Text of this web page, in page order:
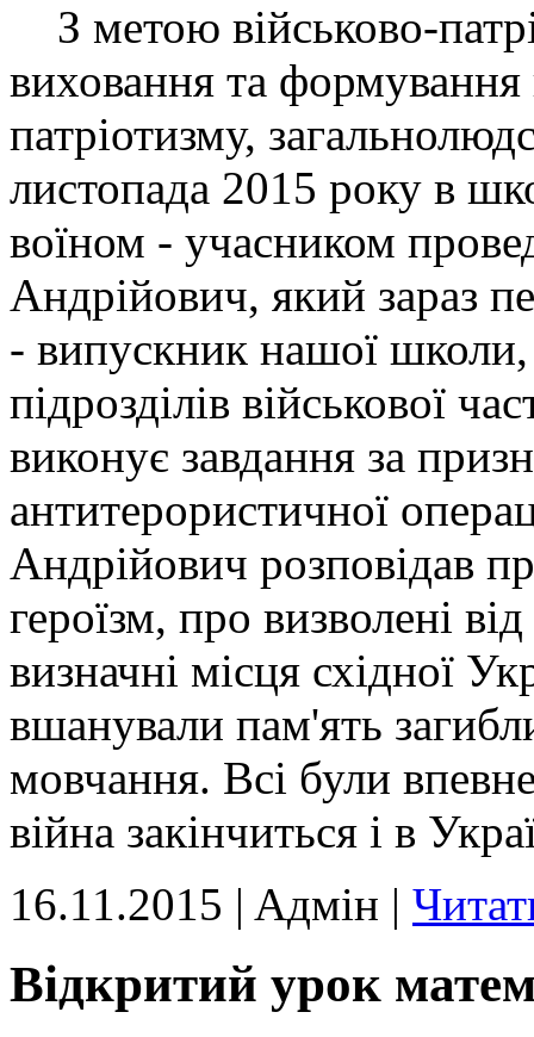
З метою військово-
виховання та формування
патріотизму,
листопада 2015 року в
воїном - учасником
Андрійович, який зараз
- випускник нашої школи,
підрозділів військової
виконує завдання за
антитерористичної
Андрійович розповідав
героїзм, про визволені
визначні місця східної
вшанували пам'ять
мовчання. Всі були
війна закінчиться і в
16.11.2015 | Aдмін |
Відкритий урок